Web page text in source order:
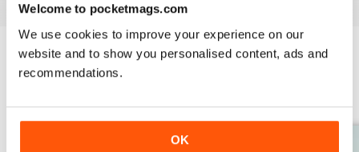
Welcome to pocketmags.com
We use cookies to improve your experience on our
website and to show you personalised content, ads and
recommendations.
OK
EDIZIONI INDIETRO